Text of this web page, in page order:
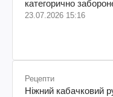
категорично
23.07.2026 15:16
Рецепти
Ніжний кабачковий